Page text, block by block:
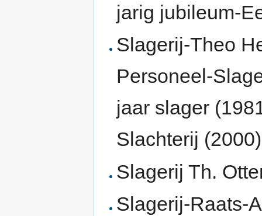
jarig jubileum-
Slagerij-Theo
Personeel-
jaar slager
Slachterij (2000)
Slagerij Th.
Slagerij-Raats-